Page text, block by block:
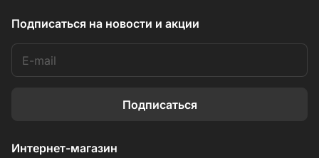
Подписаться на новости и акции
Подписаться
Интернет-магазин